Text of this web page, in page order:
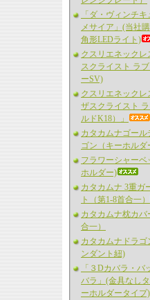
「ダ・ヴィンチ
メサイア」(当社
角形LEDライト)
クスリエネックレ
スクライスト ラ
ーSV)
クスリエネックレ
ザスクライスト
ルドK18）」
カタカムナゴール
ゴン（キーホルダ
フラワーシャーベ
ホルダー)
カタカムナ 3重ガ
ト（第1-8首合一）
カタカムナ枕カバ
合一）
カタカムナドラゴ
ンダント紐)
「３Dカバラ・バ
バラ」(金具なし
ーホルダータイプ)